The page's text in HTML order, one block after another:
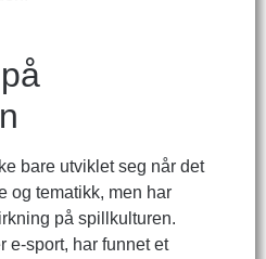
bare utviklet seg når det
og tematikk, men har
på spillkulturen.
e-sport, har funnet et